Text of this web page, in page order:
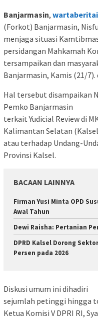
Banjarmasin,
(Forkot) Banjarmasin,
menjaga situasi
persidangan Mahkamah
tersampaikan dan
Banjarmasin, Kamis (21/
Hal tersebut disampaikan
Pemko Banjarmasin
terkait Yudicial Review di
Kalimantan Selatan
atau terhadap Undang-
Provinsi Kalsel.
BACAAN LAINNYA
Firman Yusi Minta OPD
Awal Tahun
Dewi Raisha: Pertanian
DPRD Kalsel Dorong
Persen pada 2026
Diskusi umum ini dihadiri
sejumlah petinggi hingga
Ketua Komisi V DPRI RI,